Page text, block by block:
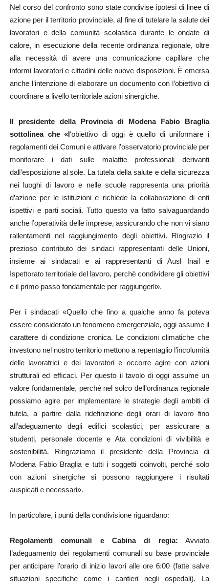
Nel corso del confronto sono state condivise ipotesi di linee di
azione per il territorio provinciale, al fine di tutelare la salute dei
lavoratori e della comunità scolastica durante le ondate di
calore, in esecuzione della recente ordinanza regionale, oltre
alla necessità di avere una comunicazione capillare che
informi lavoratori e cittadini delle nuove disposizioni. È emersa
anche l’intenzione di elaborare un documento con l’obiettivo di
coordinare a livello territoriale azioni sinergiche.
Il presidente della Provincia di Modena Fabio Braglia
sottolinea che «l‘obiettivo di oggi è quello di uniformare i
regolamenti dei Comuni e attivare l’osservatorio provinciale per
monitorare i dati sulle malattie professionali derivanti
dall’esposizione al sole. La tutela della salute e della sicurezza
nei luoghi di lavoro e nelle scuole rappresenta una priorità
d’azione per le istituzioni e richiede la collaborazione di enti
ispettivi e parti sociali. Tutto questo va fatto salvaguardando
anche l’operatività delle imprese, assicurando che non vi siano
rallentamenti nel raggiungimento degli obiettivi. Ringrazio il
prezioso contributo dei sindaci rappresentanti delle Unioni,
insieme ai sindacati e ai rappresentanti di Ausl Inail e
Ispettorato territoriale del lavoro, perchè condividere gli obiettivi
è il primo passo fondamentale per raggiungerli».
Per i sindacati «Quello che fino a qualche anno fa poteva
essere considerato un fenomeno emergenziale, oggi assume il
carattere di condizione cronica. Le condizioni climatiche che
investono nel nostro territorio mettono a repentaglio l’incolumità
delle lavoratrici e dei lavoratori e occorre agire con azioni
strutturali ed efficaci. Per questo il tavolo di oggi assume un
valore fondamentale, perché nel solco dell’ordinanza regionale
possiamo agire per implementare le strategie degli ambiti di
tutela, a partire dalla ridefinizione degli orari di lavoro fino
all’adeguamento degli edifici scolastici, per assicurare a
studenti, personale docente e Ata condizioni di vivibilità e
sostenibilità. Ringraziamo il presidente della Provincia di
Modena Fabio Braglia e tutti i soggetti coinvolti, perché solo
con azioni sinergiche si possono raggiungere i risultati
auspicati e necessari».
In particolare, i punti della condivisione riguardano:
Regolamenti comunali e Cabina di regia: Avviato
l’adeguamento dei regolamenti comunali su base provinciale
per anticipare l’orario di inizio lavori alle ore 6:00 (fatte salve
situazioni specifiche come i cantieri negli ospedali). La